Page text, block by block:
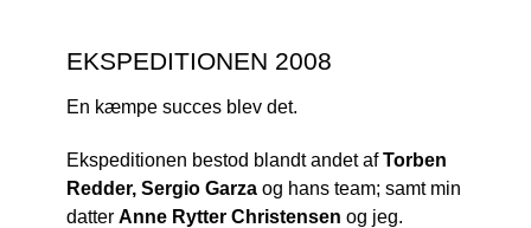
EKSPEDITIONEN 2008
En kæmpe succes blev det.
Ekspeditionen bestod blandt andet afTorben
Redder, Sergio Garza og hans team; samt min
datter Anne Rytter Christensen og jeg.